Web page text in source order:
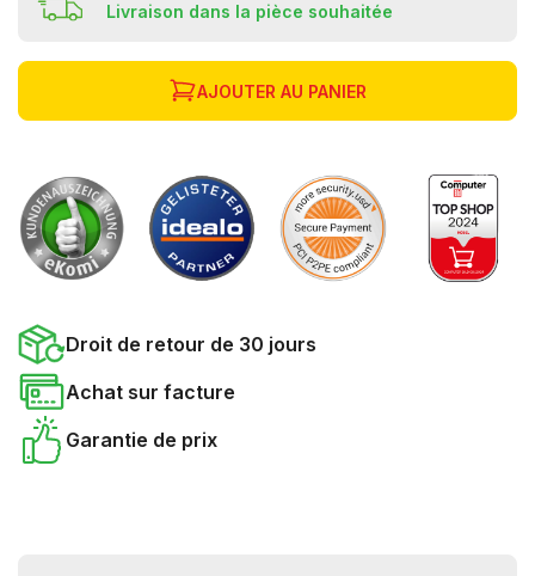
Livraison dans la pièce souhaitée
AJOUTER AU PANIER
Droit de retour de 30 jours
Achat sur facture
Garantie de prix